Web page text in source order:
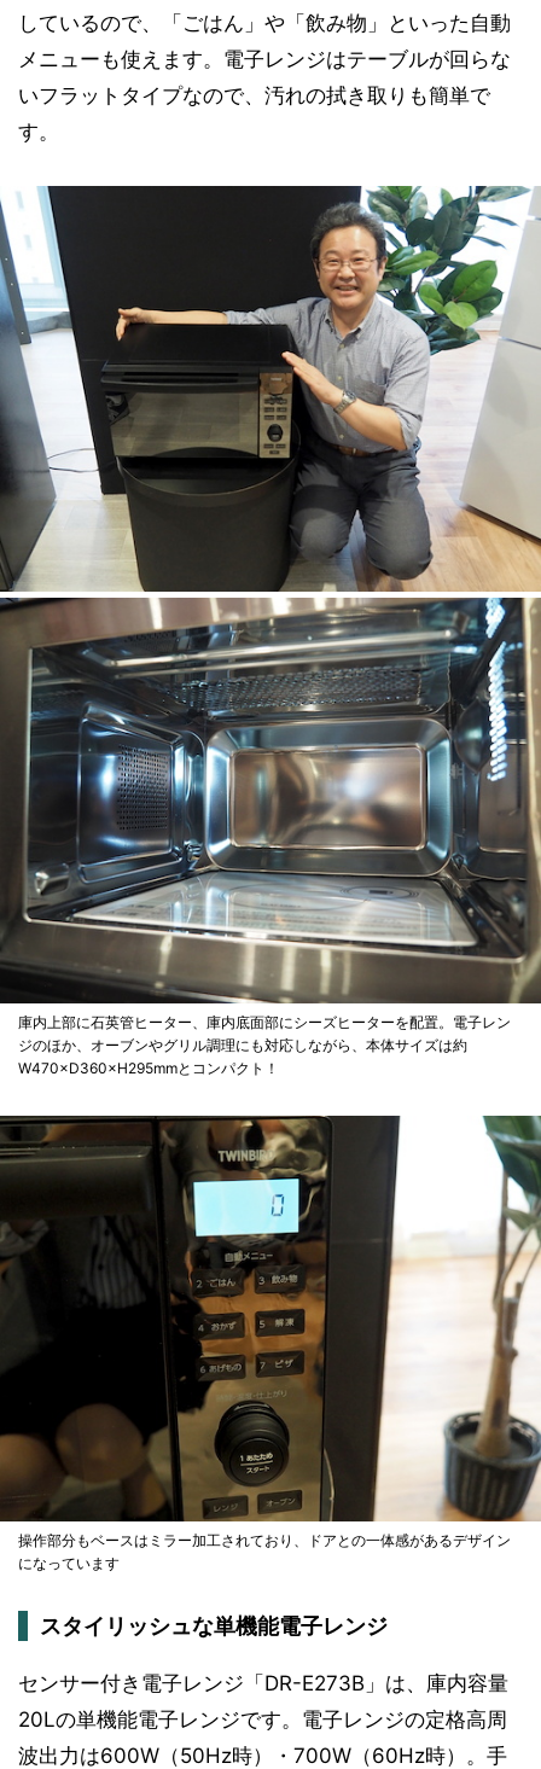
しているので、「ごはん」や「飲み物」といった自動
メニューも使えます。電子レンジはテーブルが回らな
いフラットタイプなので、汚れの拭き取りも簡単で
す。
庫内上部に石英管ヒーター、庫内底面部にシーズヒーターを配置。電子レン
ジのほか、オーブンやグリル調理にも対応しながら、本体サイズは約
W470×D360×H295mmとコンパクト！
操作部分もベースはミラー加工されており、ドアとの一体感があるデザイン
になっています
スタイリッシュな単機能電子レンジ
センサー付き電子レンジ「DR-E273B」は、庫内容量
20Lの単機能電子レンジです。電子レンジの定格高周
波出力は600W（50Hz時）・700W（60Hz時）。手